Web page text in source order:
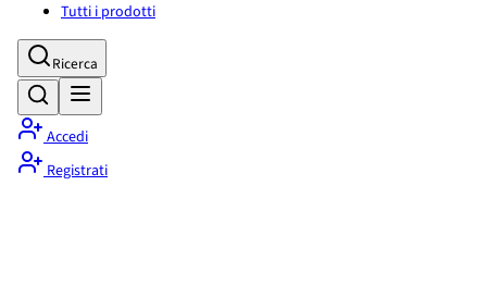
Tutti i prodotti
Ricerca
Accedi
Registrati